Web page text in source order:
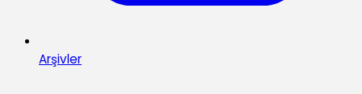
Arşivler